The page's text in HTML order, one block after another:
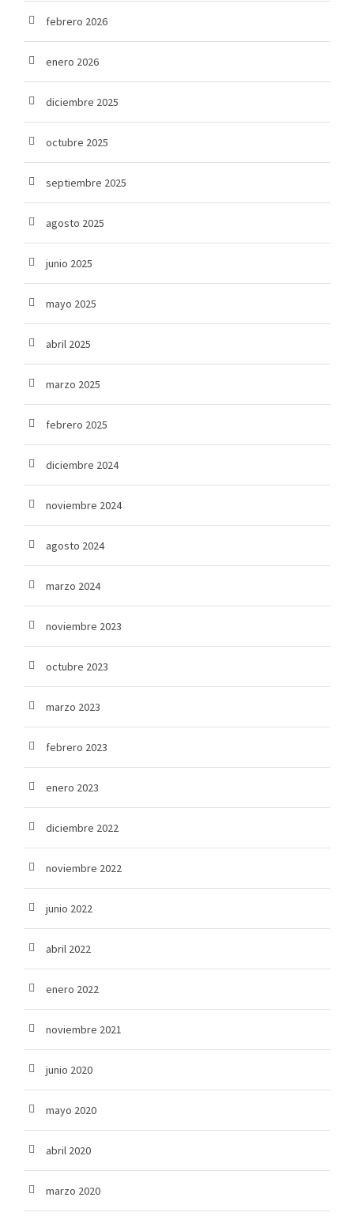
febrero 2026
enero 2026
diciembre 2025
octubre 2025
septiembre 2025
agosto 2025
junio 2025
mayo 2025
abril 2025
marzo 2025
febrero 2025
diciembre 2024
noviembre 2024
agosto 2024
marzo 2024
noviembre 2023
octubre 2023
marzo 2023
febrero 2023
enero 2023
diciembre 2022
noviembre 2022
junio 2022
abril 2022
enero 2022
noviembre 2021
junio 2020
mayo 2020
abril 2020
marzo 2020